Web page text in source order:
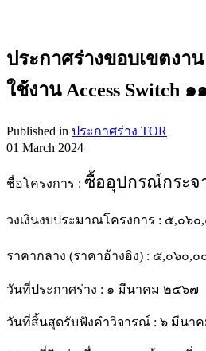
ประกาศร่างขอบเขตงา
ใช้งาน Access Switch
Published in ประกาศร่าง TOR
01 March 2024
ชื่อโครงการ : ซื้ออุปกรณ์กระจ
วงเงินงบประมาณโครงการ : ๕,๐๖๐
ราคากลาง (ราคาอ้างอิง) : ๕,๐๖๐,๐
วันที่ประกาศร่าง : ๑ มีนาคม ๒๕๖๗
วันที่สิ้นสุดรับฟังคำวิจารณ์ : ๖ มีนา